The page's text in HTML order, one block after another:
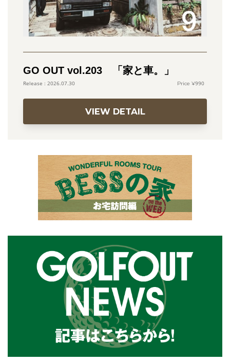
GO OUT vol.203 「家と車。」
2026.07.30 990
VIEW DETAIL